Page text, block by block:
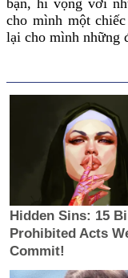
bạn, hi vọng với
cho mình một
lại cho mình những